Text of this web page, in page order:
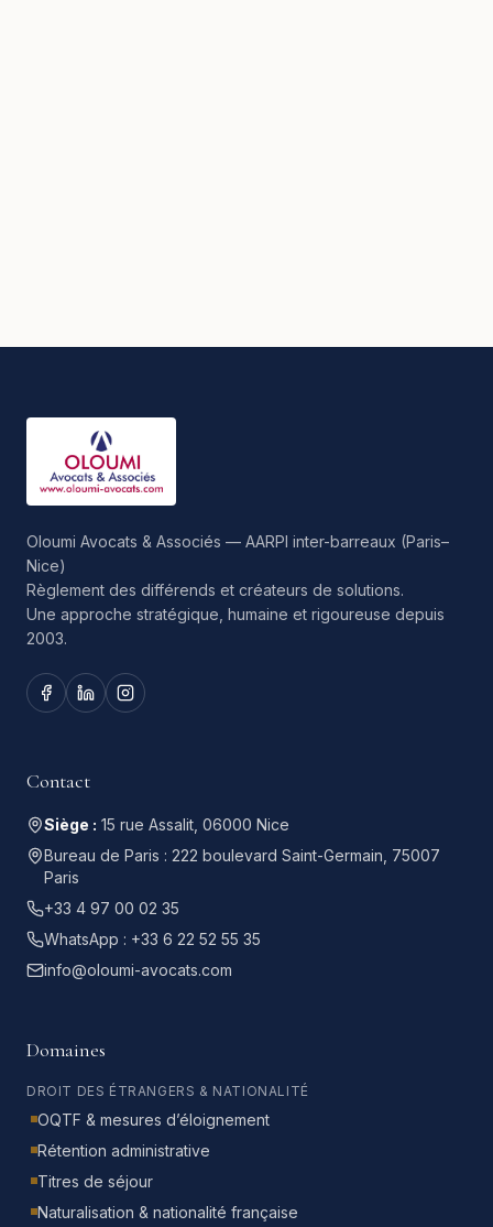
Oloumi Avocats & Associés — AARPI inter-barreaux (Paris–
Nice)
Règlement des différends et créateurs de solutions.
Une approche stratégique, humaine et rigoureuse depuis
2003.
Contact
Siège : 15 rue Assalit, 06000 Nice
Bureau de Paris : 222 boulevard Saint-Germain, 75007
Paris
+33 4 97 00 02 35
WhatsApp : +33 6 22 52 55 35
info@oloumi-avocats.com
Domaines
DROIT DES ÉTRANGERS & NATIONALITÉ
OQTF & mesures d’éloignement
Rétention administrative
Titres de séjour
Naturalisation & nationalité française